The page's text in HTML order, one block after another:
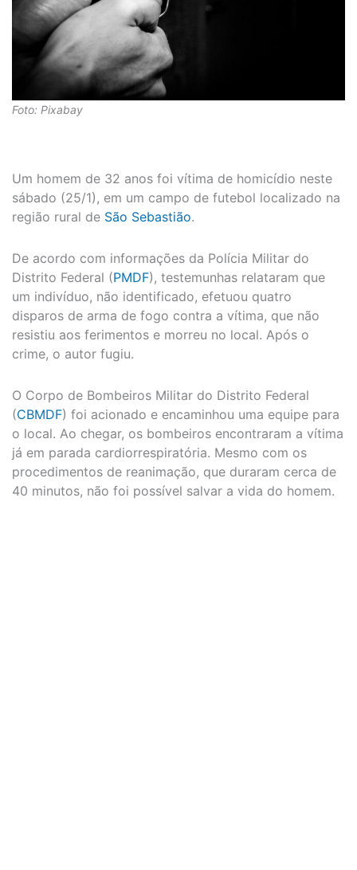
Foto: Pixabay
Um homem de 32 anos foi vítima de homicídio neste
sábado (25/1), em um campo de futebol localizado na
região rural de São Sebastião.
De acordo com informações da Polícia Militar do
Distrito Federal (PMDF), testemunhas relataram que
um indivíduo, não identificado, efetuou quatro
disparos de arma de fogo contra a vítima, que não
resistiu aos ferimentos e morreu no local. Após o
crime, o autor fugiu.
O Corpo de Bombeiros Militar do Distrito Federal
(CBMDF) foi acionado e encaminhou uma equipe para
o local. Ao chegar, os bombeiros encontraram a vítima
já em parada cardiorrespiratória. Mesmo com os
procedimentos de reanimação, que duraram cerca de
40 minutos, não foi possível salvar a vida do homem.